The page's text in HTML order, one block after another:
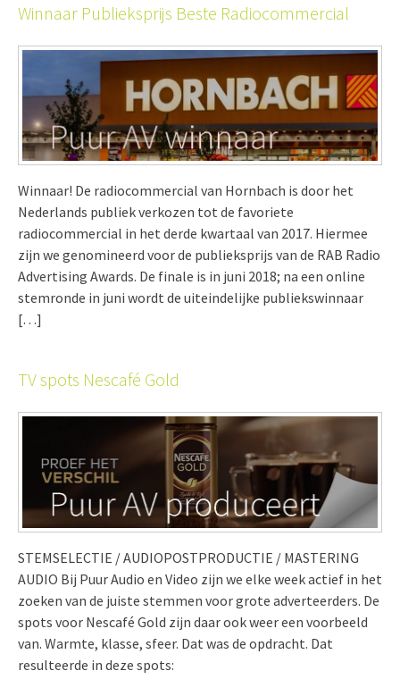
Winnaar Publieksprijs Beste Radiocommercial
Winnaar! De radiocommercial van Hornbach is door het
Nederlands publiek verkozen tot de favoriete
radiocommercial in het derde kwartaal van 2017. Hiermee
zijn we genomineerd voor de publieksprijs van de RAB Radio
Advertising Awards. De finale is in juni 2018; na een online
stemronde in juni wordt de uiteindelijke publiekswinnaar
[…]
TV spots Nescafé Gold
STEMSELECTIE / AUDIOPOSTPRODUCTIE / MASTERING
AUDIO Bij Puur Audio en Video zijn we elke week actief in het
zoeken van de juiste stemmen voor grote adverteerders. De
spots voor Nescafé Gold zijn daar ook weer een voorbeeld
van. Warmte, klasse, sfeer. Dat was de opdracht. Dat
resulteerde in deze spots: